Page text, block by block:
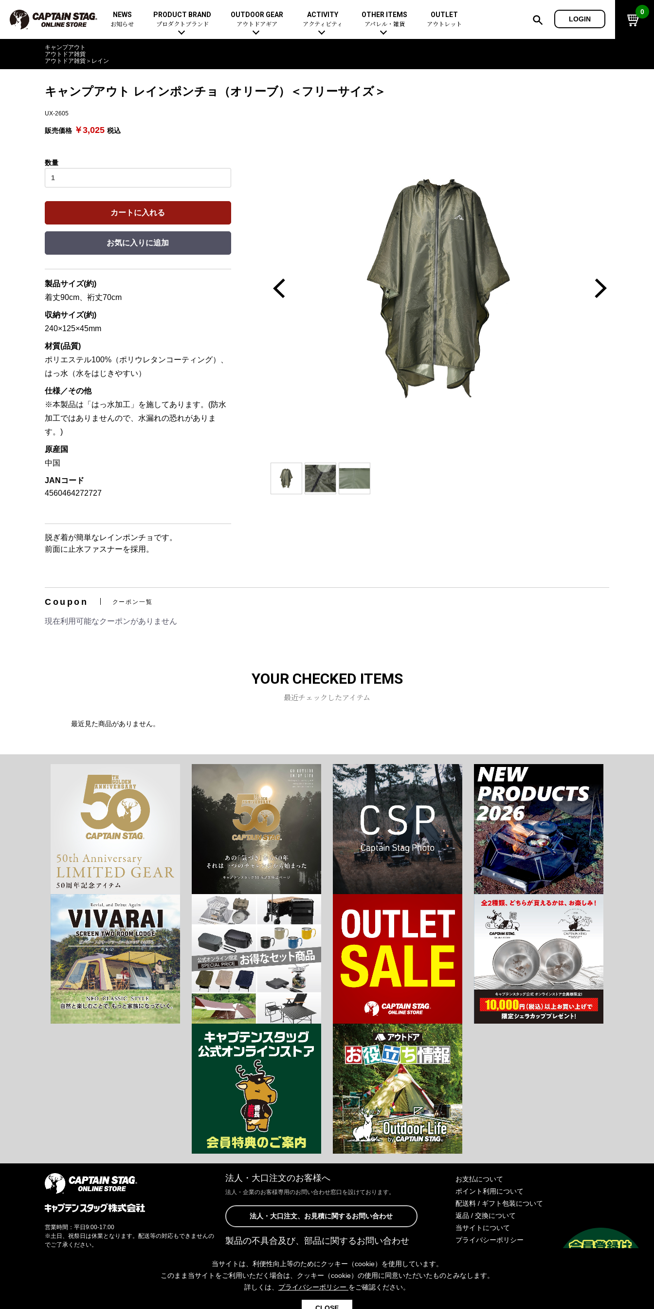
NEWS
お知らせ
PRODUCT BRAND
プロダクトブランド
OUTDOOR GEAR
アウトドアギア
ACTIVITY
アクティビティ
OTHER ITEMS
アパレル・雑貨
OUTLET
アウトレット
LOGIN
0
キャンプアウト
アウトドア雑貨
アウトドア雑貨 ＞ レイン
キャンプアウト レインポンチョ（オリーブ）＜フリーサイズ＞
UX-2605
販売価格 ￥3,025 税込
数量
カートに入れる
お買い物を続ける カートへ進む
お気に入りに追加
製品サイズ(約)
着丈90cm、裄丈70cm
収納サイズ(約)
240×125×45mm
材質(品質)
ポリエステル100%（ポリウレタンコーティング）、
はっ水（水をはじきやすい）
仕様／その他
※本製品は「はっ水加工」を施してあります。(防水
加工ではありませんので、水漏れの恐れがありま
す。)
原産国
中国
JANコード
4560464272727
脱ぎ着が簡単なレインポンチョです。
前面に止水ファスナーを採用。
Coupon クーポン一覧
現在利用可能なクーポンがありません
YOUR CHECKED ITEMS
最近チェックしたアイテム
最近見た商品がありません。
法人・大口注文のお客様へ
法人・企業のお客様専用のお問い合わせ窓口を設けております。
法人・大口注文、お見積に関するお問い合わせ
製品の不具合及び、部品に関するお問い合わせ
きましては、Webサイトにて承っております。
以下よりご連絡ください。
お支払について
ポイント利用について
配送料 / ギフト包装について
返品 / 交換について
当サイトについて
プライバシーポリシー
お問い合わせ
営業時間：平日9:00-17:00
※土日、祝祭日は休業となります。配送等の対応もできませんの
でご了承ください。
当サイトは、利便性向上等のためにクッキー（cookie）を使用しています。
このまま当サイトをご利用いただく場合は、クッキー（cookie）の使用に同意いただいたものとみなします。
詳しくは、 プライバシーポリシー をご確認ください。